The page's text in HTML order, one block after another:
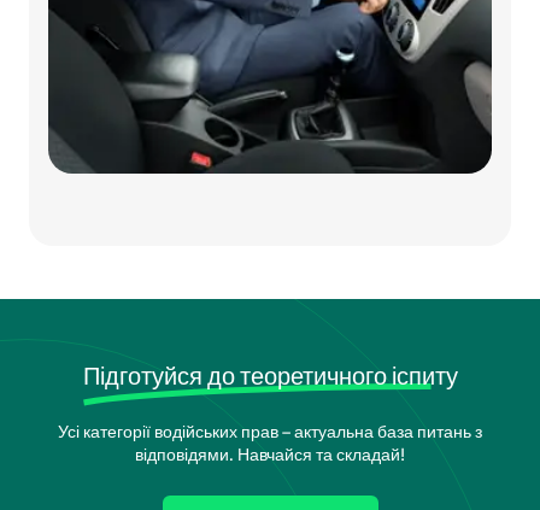
Підготуйся до теоретичного іспиту
Усі категорії водійських прав – актуальна база питань з
відповідями. Навчайся та складай!